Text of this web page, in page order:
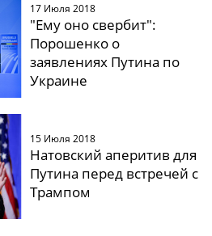
17 Июля 2018
"Ему оно свербит":
Порошенко о
заявлениях Путина по
Украине
15 Июля 2018
Натовский аперитив для
Путина перед встречей с
Трампом